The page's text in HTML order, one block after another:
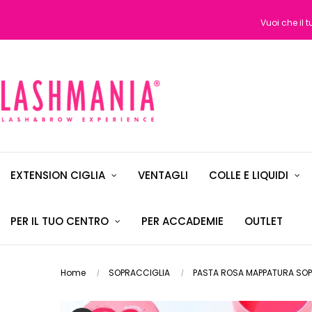
Vuoi che il
EXTENSION CIGLIA VENTAGLI COLLE E LIQUIDI
PER IL TUO CENTRO PER ACCADEMIE OUTLET
Home SOPRACCIGLIA PASTA ROSA MAPPATURA